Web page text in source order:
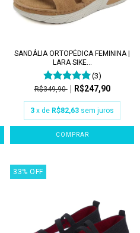
SANDÁLIA ORTOPÉDICA FEMININA |
LARA SIKE...
(3)
R$349,90 R$247,90
3 x de R$82,63 sem juros
COMPRAR
33% OFF